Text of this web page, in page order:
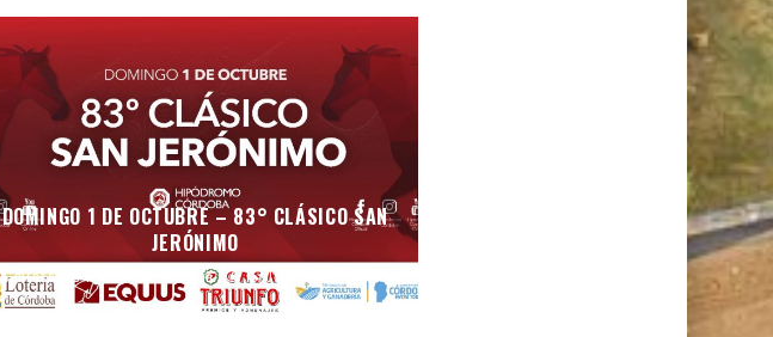
DOMINGO 1 DE OCTUBRE – 83° CLÁSICO SAN
JERÓNIMO
mraso Hipódromo Córdoba 15/09/2023